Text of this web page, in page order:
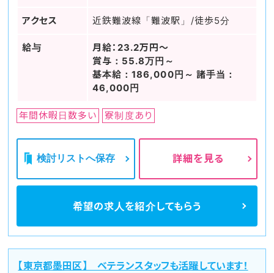
アクセス 近鉄難波線「難波駅」/徒歩5分
給与
月給：23.2万円～
賞与：55.8万円～
基本給：186,000円～ 諸手当：
46,000円
年間休暇日数多い 寮制度あり
検討リストへ保存 詳細を見る
希望の求人を紹介してもらう
【東京都墨田区】 ベテランスタッフも活躍しています！